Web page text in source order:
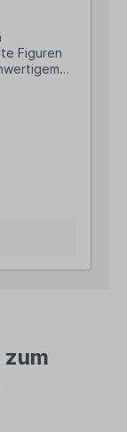
Figuren
die
Kontakt:
zum